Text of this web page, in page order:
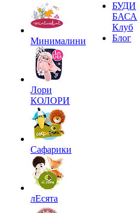
Минималини
Лори
КОЛОРИ
Сафарики
лЕсята
БУДИ
БАСА
Клуб
Блог